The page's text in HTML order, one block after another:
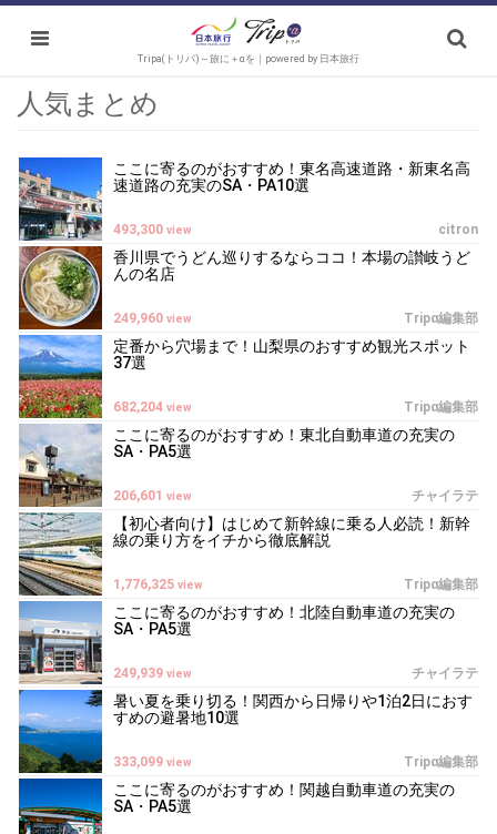
Tripa(トリパ)～旅に＋αを｜powered by 日本旅行
人気まとめ
ここに寄るのがおすすめ！東名高速道路・新東名高
速道路の充実のSA・PA10選
citron
493,300 view
香川県でうどん巡りするならココ！本場の讃岐うど
んの名店
Tripα編集部
249,960 view
定番から穴場まで！山梨県のおすすめ観光スポット
37選
Tripα編集部
682,204 view
ここに寄るのがおすすめ！東北自動車道の充実の
SA・PA5選
チャイラテ
206,601 view
【初心者向け】はじめて新幹線に乗る人必読！新幹
線の乗り方をイチから徹底解説
Tripα編集部
1,776,325 view
ここに寄るのがおすすめ！北陸自動車道の充実の
SA・PA5選
チャイラテ
249,939 view
暑い夏を乗り切る！関西から日帰りや1泊2日におす
すめの避暑地10選
Tripα編集部
333,099 view
ここに寄るのがおすすめ！関越自動車道の充実の
SA・PA5選